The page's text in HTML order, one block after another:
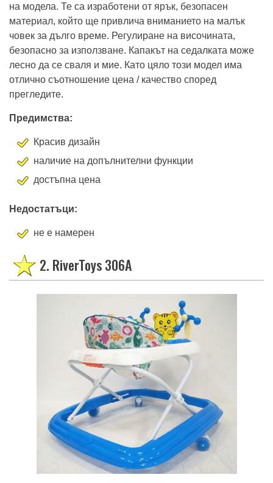
на модела. Те са изработени от ярък, безопасен
материал, който ще привлича вниманието на малък
човек за дълго време. Регулиране на височината,
безопасно за използване. Капакът на седалката може
лесно да се сваля и мие. Като цяло този модел има
отлично съотношение цена / качество според
прегледите.
Предимства:
Красив дизайн
наличие на допълнителни функции
достъпна цена
Недостатъци:
не е намерен
2. RiverToys 306A